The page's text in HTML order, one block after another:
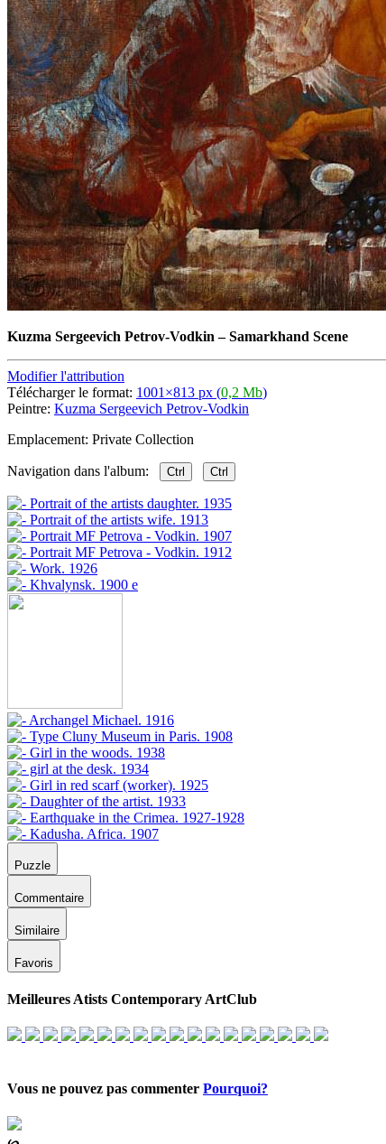
Kuzma Sergeevich Petrov-Vodkin –Samarkhand Scene
Modifier l'attribution
Télécharger le format: 1001×813 px (0,2 Mb)
Peintre: Kuzma Sergeevich Petrov-Vodkin
Emplacement: Private Collection
Navigation dans l'album: Ctrl Ctrl
Puzzle
Commentaire
Similaire
Favoris
Meilleures Atists Contemporary ArtClub
Vous ne pouvez pas commenter Pourquoi?